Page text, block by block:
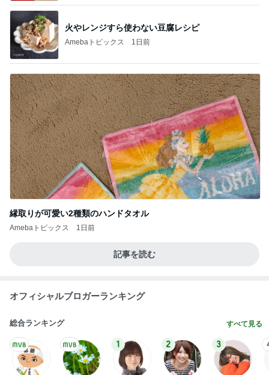
火やレンジすら使わない豆腐レシピ
Amebaトピックス 1日前
縁取りが可愛い2種類のハンドタオル
Amebaトピックス 1日前
記事を読む
オフィシャルブロガーランキング
総合ランキング すべて見る
1 2 3